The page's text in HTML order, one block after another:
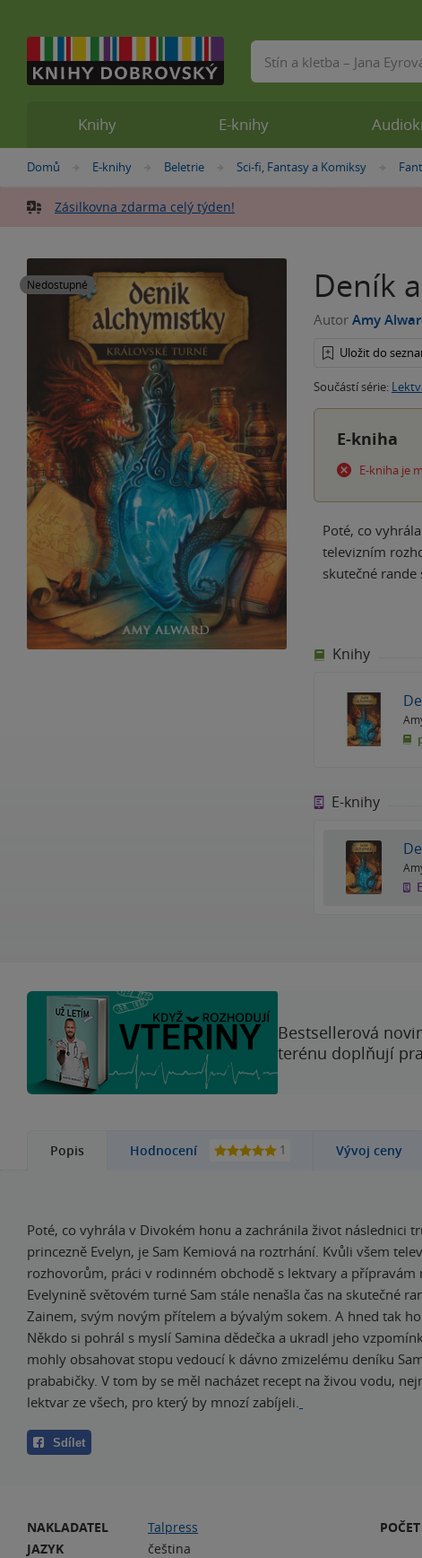
Nacházíte
zde:
Domů »
E-knihy »
Beletrie »
Sci-fi, Fantasy a Komiksy »
Zásilkovna zdarma celý týden!
Nedostupné Deník
Autor Amy
Uložit do
Součástí série:
E-kniha
E-kniha je
Poté, co
televizním
skutečné
Knihy
E-knihy
Bestsellerová
terénu doplňují
Popis Hodnocení 1 Vývoj ceny
Poté, co vyhrála v Divokém honu a zachránila život následnici
princezně Evelyn, je Sam Kemiová na roztrhání. Kvůli všem
rozhovorům, práci v rodinném obchodě s lektvary a přípravám
Evelynině světovém turné Sam stále nenašla čas na skutečné
Zainem, svým novým přítelem a bývalým sokem. A hned tak
Někdo si pohrál s myslí Samina dědečka a ukradl jeho
mohly obsahovat stopu vedoucí k dávno zmizelému deníku
prababičky. V tom by se měl nacházet recept na živou vodu,
lektvar ze všech, pro který by mnozí zabíjeli.
Sdílet
NAKLADATEL
Talpress
JAZYK
čeština
Knihy E-knihy
Vyhledávání